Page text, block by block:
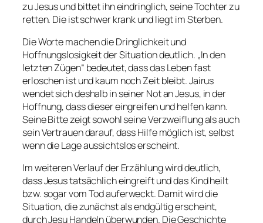
zu Jesus und bittet ihn eindringlich, seine Tochter zu
retten. Die ist schwer krank und liegt im Sterben.
Die Worte machen die Dringlichkeit und
Hoffnungslosigkeit der Situation deutlich. „In den
letzten Zügen“ bedeutet, dass das Leben fast
erloschen ist und kaum noch Zeit bleibt. Jairus
wendet sich deshalb in seiner Not an Jesus, in der
Hoffnung, dass dieser eingreifen und helfen kann.
Seine Bitte zeigt sowohl seine Verzweiflung als auch
sein Vertrauen darauf, dass Hilfe möglich ist, selbst
wenn die Lage aussichtslos erscheint.
Im weiteren Verlauf der Erzählung wird deutlich,
dass Jesus tatsächlich eingreift und das Kind heilt
bzw. sogar vom Tod auferweckt. Damit wird die
Situation, die zunächst als endgültig erscheint,
durch Jesu Handeln überwunden. Die Geschichte